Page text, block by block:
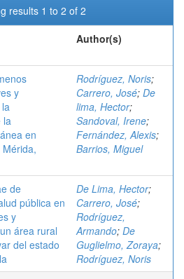
results 1 to 2 of 2
Author(s)
y
la
en
Rodríguez, Noris;
Carrero, José; De
lima, Hector;
Sandoval, Irene;
Fernández, Alexis;
Barrios, Miguel
de
pública en
y
área rural
del estado
De Lima, Hector;
Carrero, José;
Rodríguez,
Armando; De
Guglielmo, Zoraya;
Rodríguez, Noris